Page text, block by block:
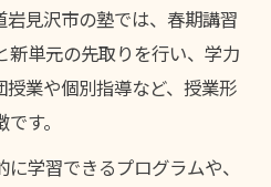
見沢市の塾では、春期講習
単元の先取りを行い、学力
授業や個別指導など、授業形
す。
学習できるプログラムや、